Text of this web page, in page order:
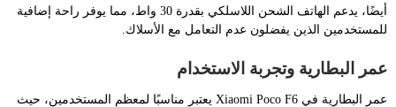
أيضًا، يدعم الهاتف الشحن اللاسلكي بقدرة 30 واط، مما يوفر راحة إضافية
للمستخدمين الذين يفضلون عدم التعامل مع الأسلاك.
عمر البطارية وتجربة الاستخدام
عمر البطارية في Xiaomi Poco F6 يعتبر مناسبًا لمعظم المستخدمين، حيث